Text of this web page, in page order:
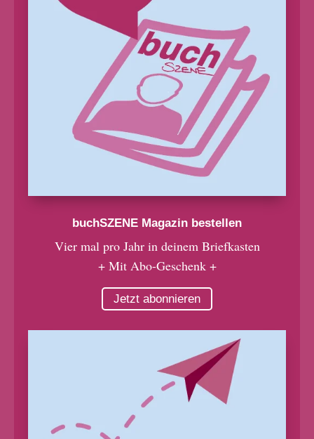
buchSZENE Magazin bestellen
Vier mal pro Jahr in deinem Briefkasten
+ Mit Abo-Geschenk +
Jetzt abonnieren